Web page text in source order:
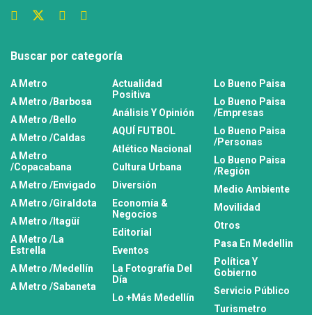
Buscar por categoría
A Metro
A Metro /Barbosa
A Metro /Bello
A Metro /Caldas
A Metro
/Copacabana
A Metro /Envigado
A Metro /Giraldota
A Metro /Itagüí
A Metro /La
Estrella
A Metro /Medellín
A Metro /Sabaneta
Actualidad
Positiva
Análisis Y Opinión
AQUÍ FUTBOL
Atlético Nacional
Cultura Urbana
Diversión
Economía &
Negocios
Editorial
Eventos
La Fotografía Del
Día
Lo +Más Medellín
Lo Bueno Paisa
Lo Bueno Paisa
/Empresas
Lo Bueno Paisa
/Personas
Lo Bueno Paisa
/Región
Medio Ambiente
Movilidad
Otros
Pasa En Medellin
Política Y
Gobierno
Servicio Público
Turismetro